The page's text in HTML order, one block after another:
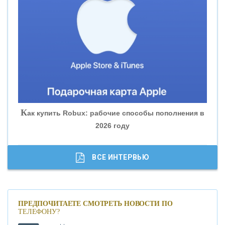
«ВНЕШПРОМБАНК»
«БАНК ГЛОБЭКС»
«СОВКОМБАНК»
«ГАЗПРОМБАНК»
«МОСКОВСКИЙ КРЕДИТНЫЙ БАНК»
Как купить Robux: рабочие способы пополнения в
2026 году
ВСЕ ИНТЕРВЬЮ
ПРЕДПОЧИТАЕТЕ СМОТРЕТЬ НОВОСТИ ПО
ТЕЛЕФОНУ?